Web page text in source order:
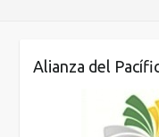
Alianza del